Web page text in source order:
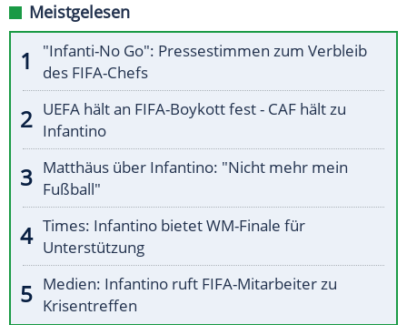
Meistgelesen
"Infanti-No Go": Pressestimmen zum Verbleib
des FIFA-Chefs
UEFA hält an FIFA-Boykott fest - CAF hält zu
Infantino
Matthäus über Infantino: "Nicht mehr mein
Fußball"
Times: Infantino bietet WM-Finale für
Unterstützung
Medien: Infantino ruft FIFA-Mitarbeiter zu
Krisentreffen